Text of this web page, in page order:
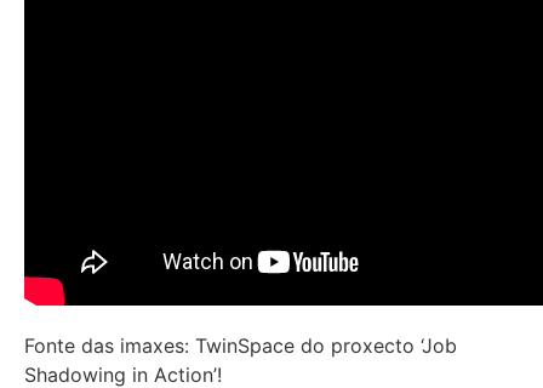
Fonte das imaxes: TwinSpace do proxecto ‘Job
Shadowing in Action’!